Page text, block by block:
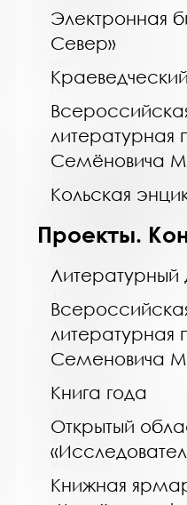
Электронная
Север»
литературная
Семёновича
Кольская
Проекты.
Литературный
литературная
Семеновича
Книга года
Открытый
Книжная
Телефон:
8 (81538) 4-35-92
http://revdabiblios.ru/
Название
Мурманская
специальная
слабовидящих
Сокращенное название:
ГОБУК МГОСБСС
Почтовый индекс:
Город:
Мурманск
Улица, дом:
Шевченко, 26
8 (8152) 53-83-46
www:
http://blind-library.ru/